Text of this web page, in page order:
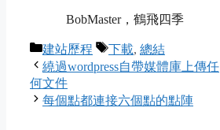
BobMaster，鶴飛四季
Categories
建站歷程 Tags
下載, 總結
繞過wordpress自帶媒體庫上傳任
何文件
每個點都連接六個點的點陣